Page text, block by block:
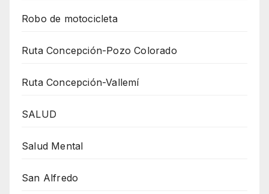
Robo de motocicleta
Ruta Concepción-Pozo Colorado
Ruta Concepción-Vallemí
SALUD
Salud Mental
San Alfredo